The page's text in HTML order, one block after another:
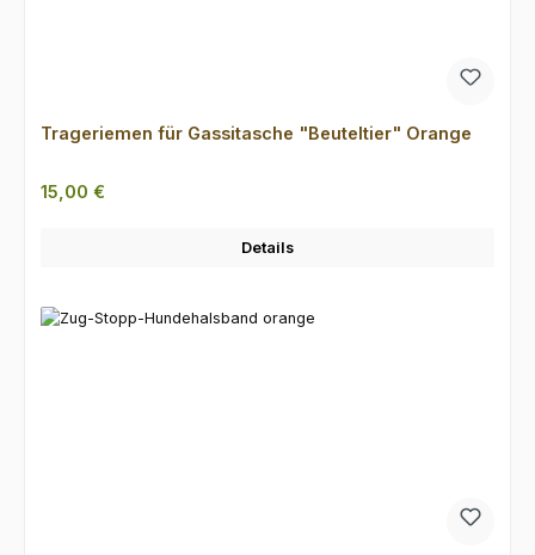
Trageriemen für Gassitasche "Beuteltier" Orange
Regulärer Preis:
15,00 €
Details